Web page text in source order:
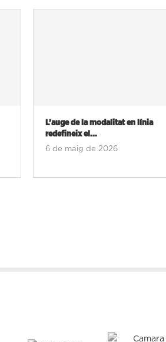
L’auge de la modalitat en línia
redefineix el...
6 de maig de 2026